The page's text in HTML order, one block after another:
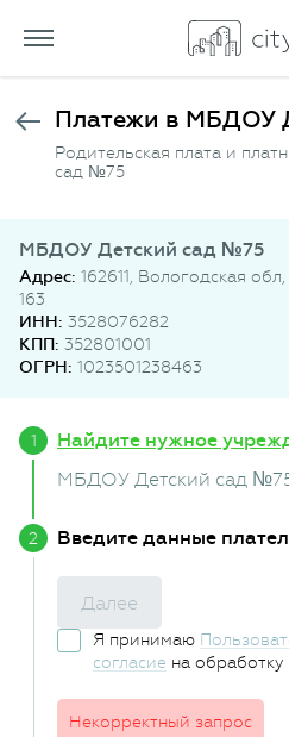
Платежи в МБДОУ
Родительская плата и
сад №75
МБДОУ Детский сад №75
Адрес: 162611, Вологодская
163
ИНН: 3528076282
КПП: 352801001
ОГРН: 1023501238463
Найдите нужное
МБДОУ Детский сад
Введите данные
Далее
Я принимаю
согласие на
Некорректный запрос